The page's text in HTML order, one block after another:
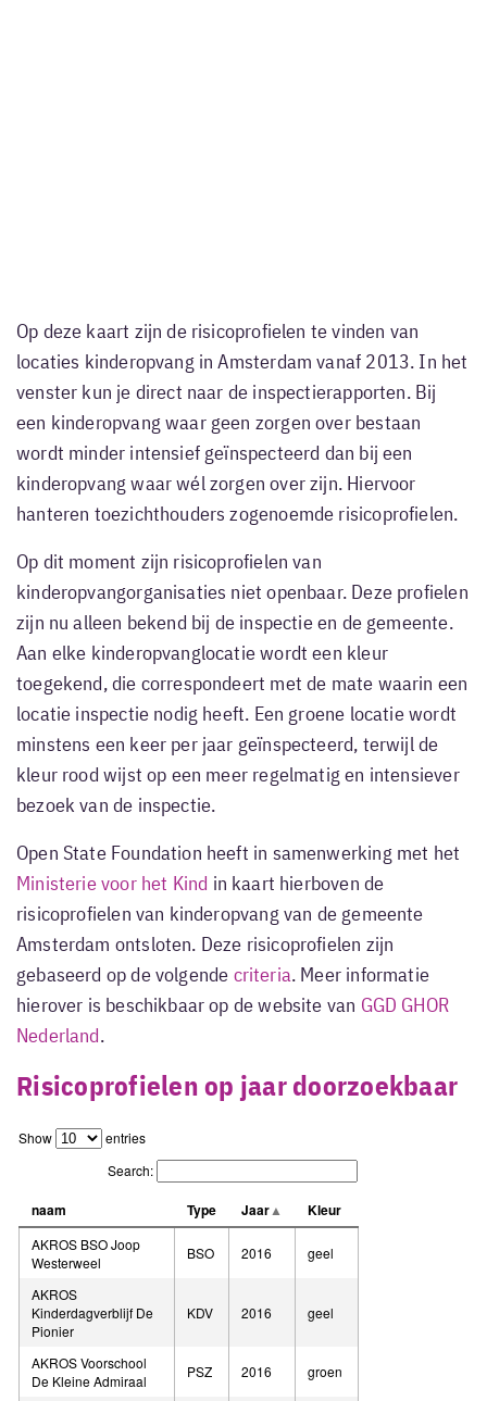
Op deze kaart zijn de risicoprofielen te vinden van
locaties kinderopvang in Amsterdam vanaf 2013. In het
venster kun je direct naar de inspectierapporten. Bij
een kinderopvang waar geen zorgen over bestaan
wordt minder intensief geïnspecteerd dan bij een
kinderopvang waar wél zorgen over zijn. Hiervoor
hanteren toezichthouders zogenoemde risicoprofielen.
Op dit moment zijn risicoprofielen van
kinderopvangorganisaties niet openbaar. Deze profielen
zijn nu alleen bekend bij de inspectie en de gemeente.
Aan elke kinderopvanglocatie wordt een kleur
toegekend, die correspondeert met de mate waarin een
locatie inspectie nodig heeft. Een groene locatie wordt
minstens een keer per jaar geïnspecteerd, terwijl de
kleur rood wijst op een meer regelmatig en intensiever
bezoek van de inspectie.
Open State Foundation heeft in samenwerking met het
Ministerie voor het Kind in kaart hierboven de
risicoprofielen van kinderopvang van de gemeente
Amsterdam ontsloten. Deze risicoprofielen zijn
gebaseerd op de volgende criteria. Meer informatie
hierover is beschikbaar op de website van GGD GHOR
Nederland .
Risicoprofielen op jaar doorzoekbaar